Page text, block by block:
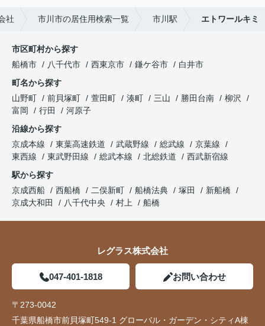
社 市川市の居住用検索一覧 市川駅 エトワールキミ
市区町村から探す
船橋市
八千代市 西東京市 鎌ケ谷市
白井市
町名から探す
山野町
前貝塚町 萱田町 湊町 三山 勝田台南
柳沢
富岡
行田
河原子
沿線から探す
京成本線
東葉高速鉄道 武蔵野線 総武線
京葉線
東西線
東武野田線 総武本線 北総鉄道
西武新宿線
駅から探す
京成西船
西船橋 二俣新町 船橋法典 塚田
新船橋
京成大和田
八千代中央 村上 船橋
レグラス株式会社
047-401-1818 お問い合わせ
〒273-0042
千葉県船橋市前貝塚町549-1 グローバル・ガーデン・シティA棟